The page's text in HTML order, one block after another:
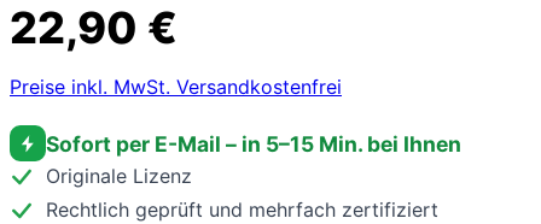
22,90 €
Preise inkl. MwSt. Versandkostenfrei
Sofort per E-Mail – in 5–15 Min. bei Ihnen
Originale Lizenz
Rechtlich geprüft und mehrfach zertifiziert